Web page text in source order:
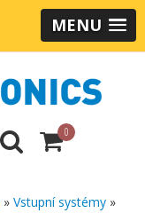
MENU
0
» Vstupní systémy »